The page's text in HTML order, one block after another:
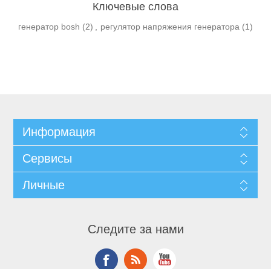
Ключевые слова
генератор bosh (2) , регулятор напряжения генератора (1)
Информация
Сервисы
Личные
Следите за нами